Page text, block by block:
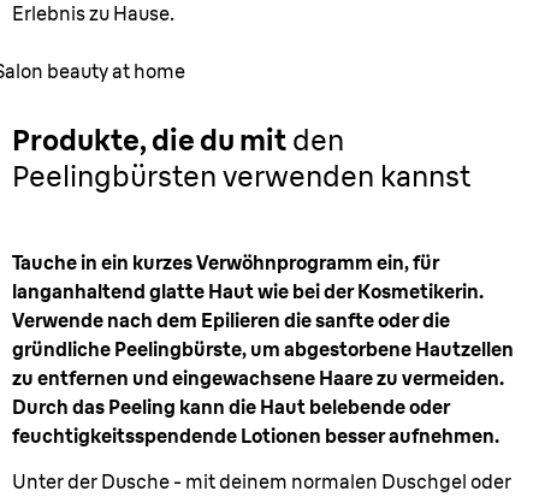
Erlebnis zu Hause.
beauty at home
Produkte, die du mit den
Peelingbürsten verwenden kannst
Tauche in ein kurzes Verwöhnprogramm ein, für
langanhaltend glatte Haut wie bei der Kosmetikerin.
Verwende nach dem Epilieren die sanfte oder die
gründliche Peelingbürste, um abgestorbene Hautzellen
zu entfernen und eingewachsene Haare zu vermeiden.
Durch das Peeling kann die Haut belebende oder
feuchtigkeitsspendende Lotionen besser aufnehmen.
Unter der Dusche - mit deinem normalen Duschgel oder